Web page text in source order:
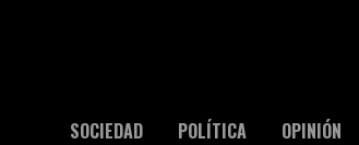
SOCIEDAD POLÍTICA OPINIÓN